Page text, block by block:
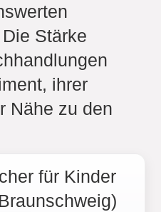
Stärke
ihrer
Nähe zu den
für Kinder